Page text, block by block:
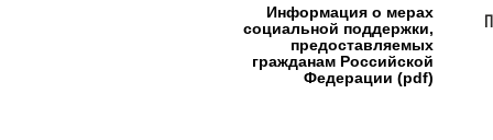
Информация о мерах
социальной поддержки,
предоставляемых
гражданам Российской
Федерации (pdf)